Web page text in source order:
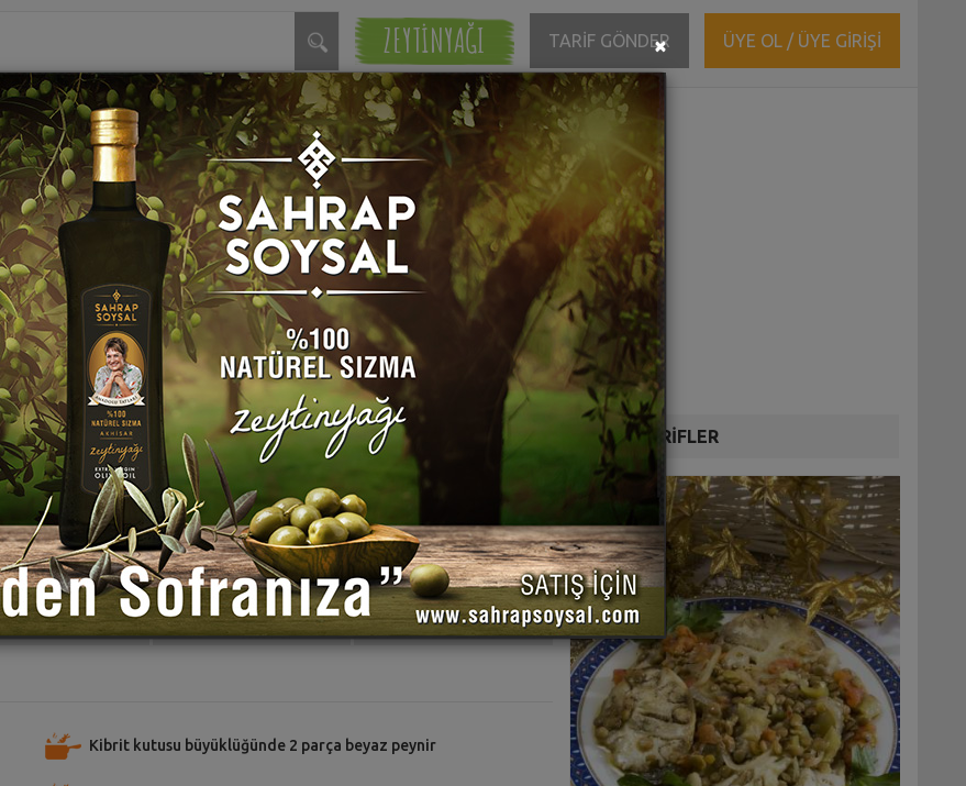
ZEYTİNYAĞI TARİF GÖNDER ÜYE OL / ÜYE GİRİŞİ
TARİFE PUAN VER TARİFİ PAYLAŞ TARİFİ YAZDIR
Kibrit kutusu büyüklüğünde 2 parça beyaz peynir
DİĞER TARİFLER
×Close